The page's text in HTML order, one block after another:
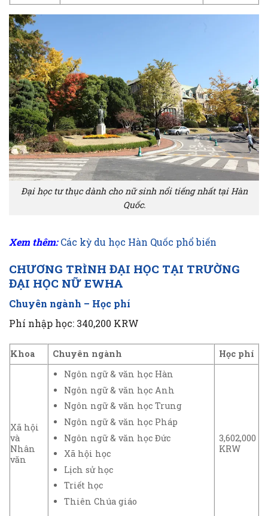
Đại học tư thục dành cho nữ sinh nổi tiếng nhất tại Hàn
Quốc.
Xem thêm: Các kỳ du học Hàn Quốc phổ biến
CHƯƠNG TRÌNH ĐẠI HỌC TẠI TRƯỜNG
ĐẠI HỌC NỮ EWHA
Chuyên ngành – Học phí
Phí nhập học: 340,200 KRW
Khoa Chuyên ngành Học phí
Xã hội
và
Nhân
văn
Ngôn ngữ & văn học Hàn
Ngôn ngữ & văn học Anh
Ngôn ngữ & văn học Trung
Ngôn ngữ & văn học Pháp
Ngôn ngữ & văn học Đức
Xã hội học
Lịch sử học
Triết học
Thiên Chúa giáo
3,602,000
KRW